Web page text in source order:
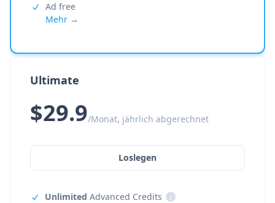
Ad free
Mehr →
Ultimate
$29.9/Monat, jährlich abgerechnet
Loslegen
Unlimited Advanced Credits
i